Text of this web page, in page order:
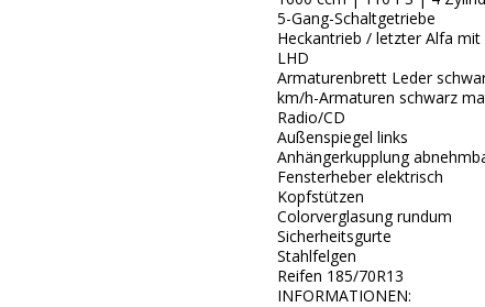
5-Gang-Schaltgetriebe
Heckantrieb / letzter Alfa mit
LHD
Armaturenbrett Leder
km/h-Armaturen schwarz
Radio/CD
Außenspiegel links
Anhängerkupplung
Fensterheber elektrisch
Kopfstützen
Colorverglasung rundum
Sicherheitsgurte
Stahlfelgen
Reifen 185/70R13
INFORMATIONEN: